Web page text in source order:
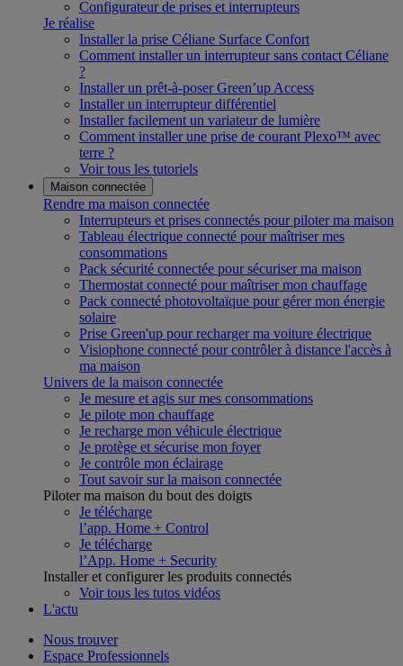
Configurateur de prises et interrupteurs
Je réalise
Installer la prise Céliane Surface Confort
Comment installer un interrupteur sans contact Céliane
?
Installer un prêt-à-poser Green’up Access
Installer un interrupteur différentiel
Installer facilement un variateur de lumière
Comment installer une prise de courant Plexo™ avec
terre ?
Voir tous les tutoriels
Maison connectée
Rendre ma maison connectée
Interrupteurs et prises connectés pour piloter ma maison
Tableau électrique connecté pour maîtriser mes
consommations
Pack sécurité connectée pour sécuriser ma maison
Thermostat connecté pour maîtriser mon chauffage
Pack connecté photovoltaïque pour gérer mon énergie
solaire
Prise Green'up pour recharger ma voiture électrique
Visiophone connecté pour contrôler à distance l'accès à
ma maison
Univers de la maison connectée
Je mesure et agis sur mes consommations
Je pilote mon chauffage
Je recharge mon véhicule électrique
Je protège et sécurise mon foyer
Je contrôle mon éclairage
Tout savoir sur la maison connectée
Piloter ma maison du bout des doigts
Je télécharge
l’app. Home + Control
Je télécharge
l’App. Home + Security
Installer et configurer les produits connectés
Voir tous les tutos vidéos
L'actu
Nous trouver
Espace Professionnels